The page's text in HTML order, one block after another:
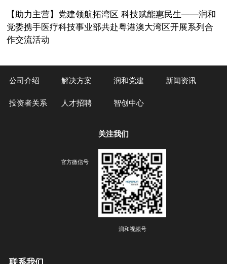
【助力主营】党建领航拓湾区 科技赋能惠民生——润和
党委携手医疗科技事业部共赴粤港澳大湾区开展系列合
作交流活动
公司介绍 解决方案 润和党建
新闻资讯
投资者关系
人才招聘 智创中心
关注我们
官方微信号
润和视频号
联系我们